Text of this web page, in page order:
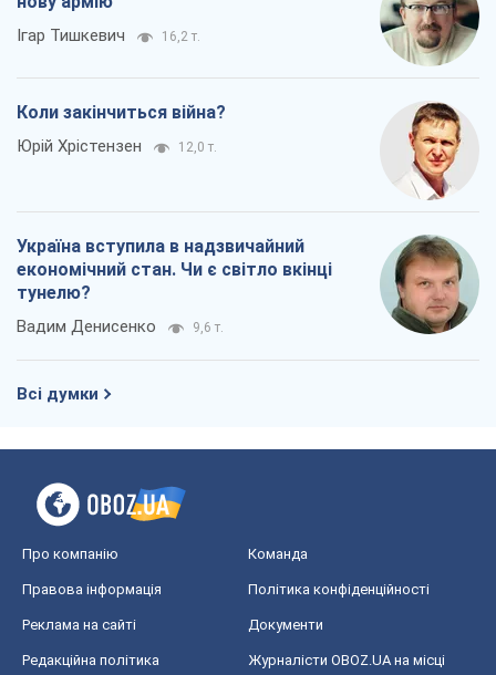
Ігар Тишкевич 16,2 т.
Коли закінчиться війна?
Юрій Хрістензен 12,0 т.
Україна вступила в надзвичайний
економічний стан. Чи є світло вкінці
тунелю?
Вадим Денисенко 9,6 т.
Всі думки
Про компанію Команда
Правова інформація Політика конфіденційності
Реклама на сайті Документи
Редакційна політика
Журналісти OBOZ.UA на місці